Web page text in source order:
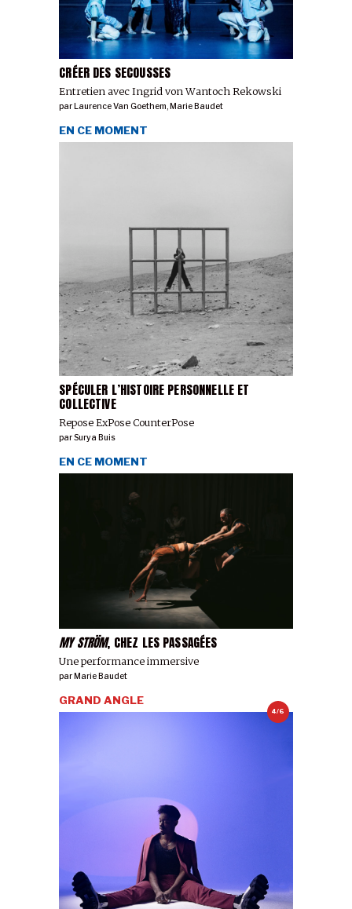
CRÉER DES SECOUSSES
Entretien avec Ingrid von Wantoch Rekowski
parLaurence Van Goethem,Marie Baudet
SPÉCULER L’HISTOIRE PERSONNELLE ET
COLLECTIVE
Repose ExPose CounterPose
EN CE MOMENT
parSurya Buis
MY STRÖM, CHEZ LES PASSAGÉES
Une performance immersive
EN CE MOMENT
parMarie Baudet
4/6
GRAND ANGLE